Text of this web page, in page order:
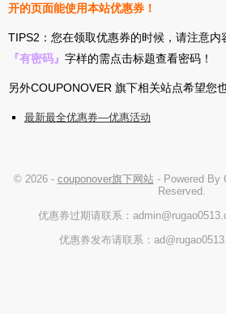
开的页面能使用本站优惠券！
TIPS2：您在领取优惠券的时候，请注意内
『有密码』 字样的需点击标题查看密码！
另外COUPONOVER 旗下相关站点希望您
最新最全优惠券—优惠活动
© 2026 - couponover旗下网站- Powered By
Reserved.
优惠券过期请联系：
优惠券发布请联系：